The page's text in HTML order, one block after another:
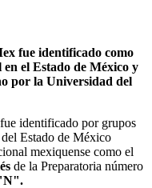
fue identificado como
el Estado de México y
por la Universidad del
identificado por grupos
Estado de México
mexiquense como el
de la Preparatoria número